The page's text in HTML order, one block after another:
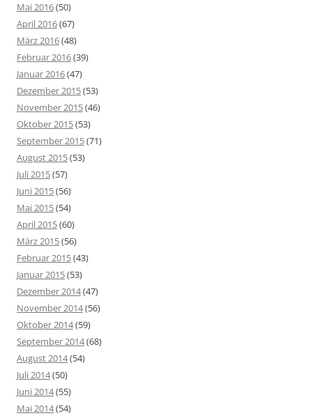
Mai 2016(50)
April 2016(67)
März 2016(48)
Februar 2016(39)
Januar 2016(47)
Dezember 2015(53)
November 2015(46)
Oktober 2015(53)
September 2015(71)
August 2015(53)
Juli 2015(57)
Juni 2015(56)
Mai 2015(54)
April 2015(60)
März 2015(56)
Februar 2015(43)
Januar 2015(53)
Dezember 2014(47)
November 2014(56)
Oktober 2014(59)
September 2014(68)
August 2014(54)
Juli 2014(50)
Juni 2014(55)
Mai 2014(54)